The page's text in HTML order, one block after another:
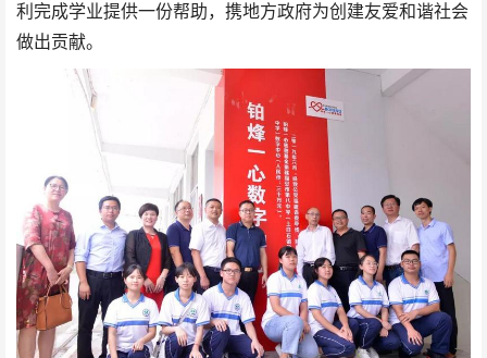
利完成学业提供一份帮助，携地方政府为创建友爱和谐社会
做出贡献。